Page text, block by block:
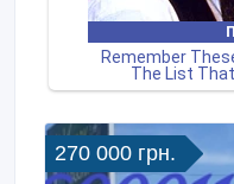
270 000 грн.